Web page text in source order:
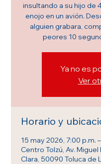
insultando a su hijo de
enojo en un avión.
alguien grabara,
peores 10
Ya no es
Ver
Horario y
15 may 2026, 7:00 p.m.
Centro Tolzú, Av.
Clara, 50090 Toluca de